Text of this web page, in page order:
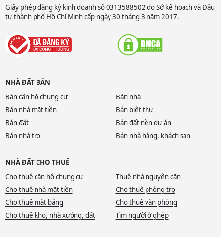
Giấy phép đăng ký kinh doanh số 0313588502 do Sở kế hoạch và Đầu
tư thành phố Hồ Chí Minh cấp ngày 30 tháng 3 năm 2017.
NHÀ ĐẤT BÁN
Bán căn hộ chung cư
Bán nhà
Bán nhà mặt tiền
Bán biệt thự
Bán đất
Bán đất nền dự án
Bán nhà trọ
Bán nhà hàng, khách sạn
NHÀ ĐẤT CHO THUÊ
Cho thuê căn hộ chung cư
Thuê nhà nguyên căn
Cho thuê nhà mặt tiền
Cho thuê phòng trọ
Cho thuê mặt bằng
Cho thuê văn phòng
Cho thuê kho, nhà xưởng, đất
Tìm người ở ghép